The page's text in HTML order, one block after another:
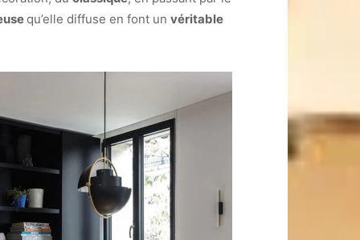
qu’elle diffuse en font un véritable